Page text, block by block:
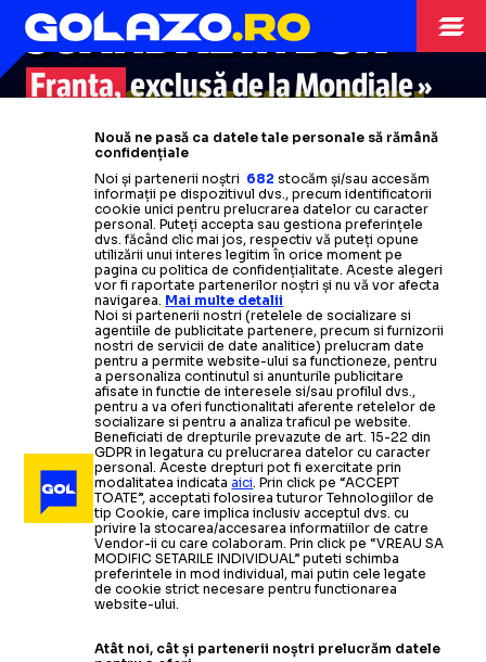
WASSILA LKHADIRI
SCANDAL ÎN BOX
Franța,exclusă de la Mondiale »
Sportivele nu au respectat
termenul limită pentru testele de
Citește mai mult
Nouă ne pasă ca datele tale personale să rămână
confidențiale
Noi și partenerii noștri 682 stocăm și/sau accesăm
informații pe dispozitivul dvs., precum identificatorii
cookie unici pentru prelucrarea datelor cu caracter
personal. Puteți accepta sau gestiona preferințele
dvs. făcând clic mai jos, respectiv vă puteți opune
utilizării unui interes legitim în orice moment pe
pagina cu politica de confidențialitate. Aceste alegeri
vor fi raportate partenerilor noștri și nu vă vor afecta
navigarea. Mai multe detalii
Noi si partenerii nostri (retelele de socializare si
agentiile de publicitate partenere, precum si furnizorii
nostri de servicii de date analitice) prelucram date
pentru a permite website-ului sa functioneze, pentru
a personaliza continutul si anunturile publicitare
afisate in functie de interesele si/sau profilul dvs.,
pentru a va oferi functionalitati aferente retelelor de
socializare si pentru a analiza traficul pe website.
Beneficiati de drepturile prevazute de art. 15-22 din
GDPR in legatura cu prelucrarea datelor cu caracter
personal. Aceste drepturi pot fi exercitate prin
modalitatea indicataaici . Prin click pe “ACCEPT
TOATE”, acceptati folosirea tuturor Tehnologiilor de
tip Cookie, care implica inclusiv acceptul dvs. cu
privire la stocarea/accesarea informatiilor de catre
Vendor-ii cu care colaboram. Prin click pe “VREAU SA
MODIFIC SETARILE INDIVIDUAL” puteti schimba
preferintele in mod individual, mai putin cele legate
de cookie strict necesare pentru functionarea
website-ului.
Atât noi, cât și partenerii noștri prelucrăm datele